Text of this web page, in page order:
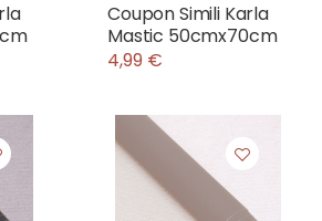
Coupon Simili Karla
Mastic 50cmx70cm
4,99 €